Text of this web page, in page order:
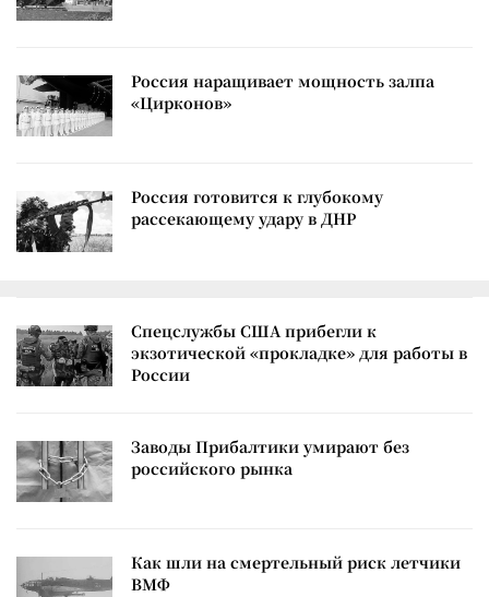
Россия наращивает мощность залпа
«Цирконов»
Россия готовится к глубокому
рассекающему удару в ДНР
Спецслужбы США прибегли к
экзотической «прокладке» для работы в
России
Заводы Прибалтики умирают без
российского рынка
Как шли на смертельный риск летчики
ВМФ